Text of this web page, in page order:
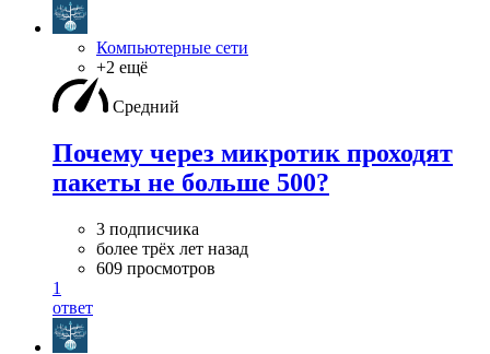
Компьютерные сети
+2 ещё
Средний
Почему через микротик проходят
пакеты не больше 500?
3 подписчика
более трёх лет назад
609 просмотров
1
ответ